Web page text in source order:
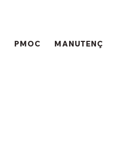
PMOC MANUTENÇÃO